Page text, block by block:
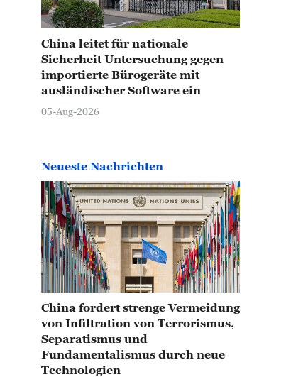
China leitet für nationale
Sicherheit Untersuchung gegen
importierte Bürogeräte mit
ausländischer Software ein
05-Aug-2026
Neueste Nachrichten
China fordert strenge Vermeidung
von Infiltration von Terrorismus,
Separatismus und
Fundamentalismus durch neue
Technologien